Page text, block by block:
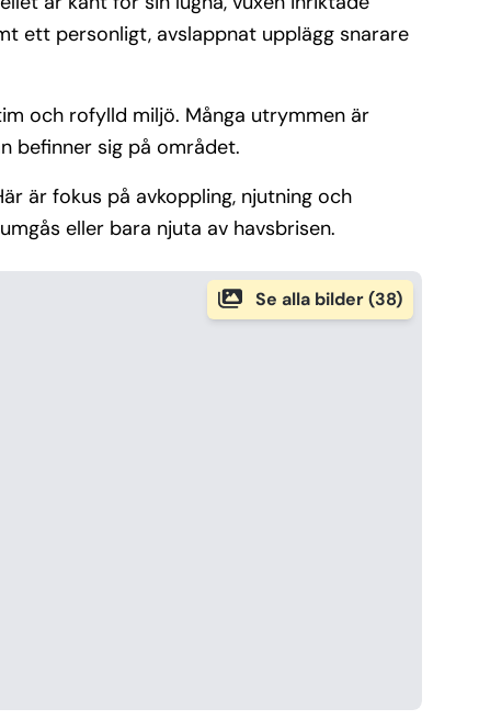
ett personligt, avslappnat upplägg snarare
och rofylld miljö. Många utrymmen är
befinner sig på området.
är fokus på avkoppling, njutning och
eller bara njuta av havsbrisen.
Se alla bilder (38)